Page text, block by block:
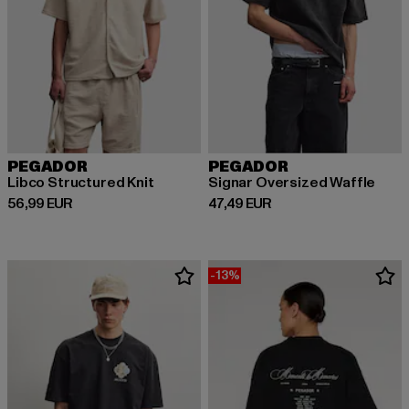
PEGADOR
Libco Structured Knit
56,99 EUR
Derzeitiger Preis: 56,99 EUR
PEGADOR
Signar Oversized Waffle
47,49 EUR
Derzeitiger Preis: 47,49 EUR
-13%